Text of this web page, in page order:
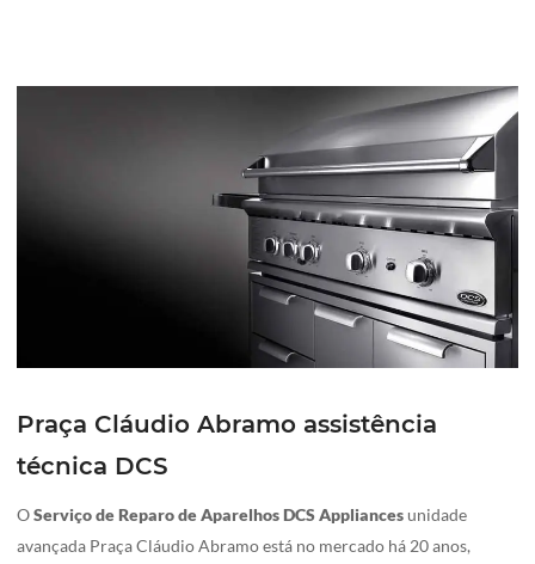
Praça Cláudio Abramo assistência
técnica DCS
OServiço de Reparo de Aparelhos DCS Appliances unidade
avançada Praça Cláudio Abramo está no mercado há 20 anos,